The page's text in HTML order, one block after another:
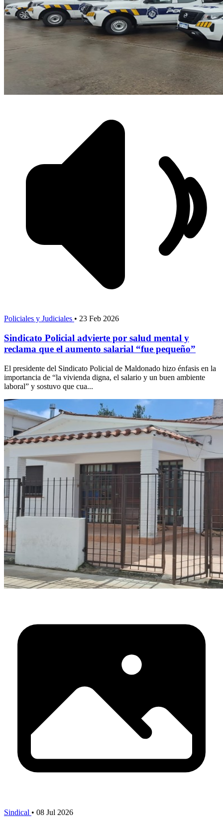
Policiales y Judiciales • 23 Feb 2026
Sindicato Policial advierte por salud mental y
reclama que el aumento salarial “fue pequeño”
El presidente del Sindicato Policial de Maldonado hizo énfasis en la
importancia de “la vivienda digna, el salario y un buen ambiente
laboral” y sostuvo que cua...
Sindical • 08 Jul 2026